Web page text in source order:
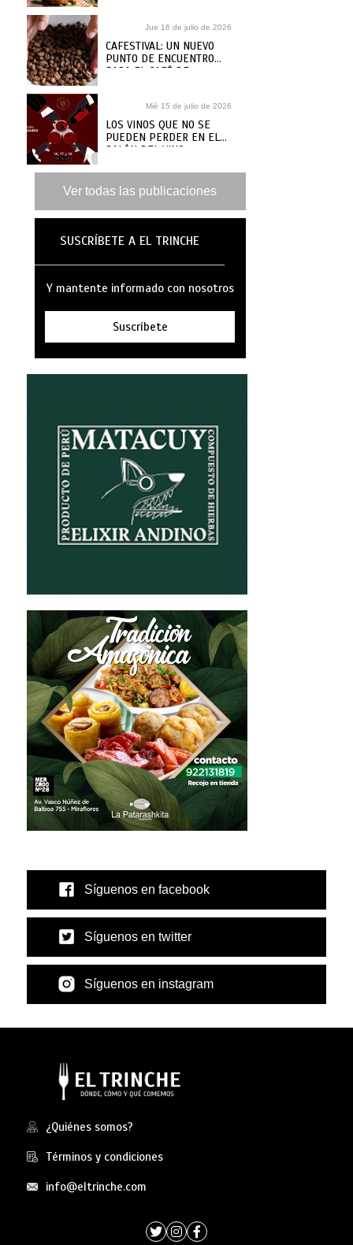
Jue 16 de julio de 2026
CAFESTIVAL: UN NUEVO
PUNTO DE ENCUENTRO
PARA EL CAFÉ DE
Mié 15 de julio de 2026
LOS VINOS QUE NO SE
PUEDEN PERDER EN EL
SALÓN DEL VINO
Ver todas las publicaciones
SUSCRÍBETE A EL TRINCHE
Y mantente informado con nosotros
Suscríbete
Síguenos en facebook
Síguenos en twitter
Síguenos en instagram
¿Quiénes somos?
Términos y condiciones
info@eltrinche.com